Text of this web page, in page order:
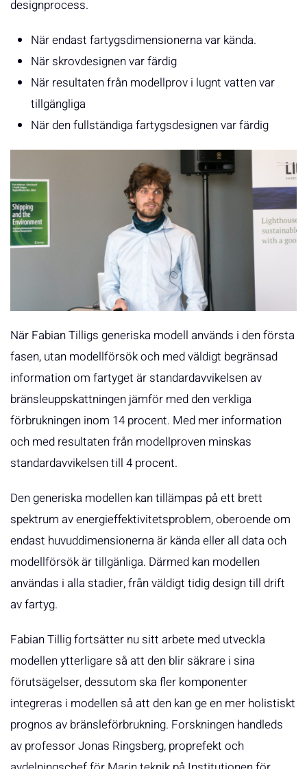
designprocess.
När endast fartygsdimensionerna var kända.
När skrovdesignen var färdig
När resultaten från modellprov i lugnt vatten var
tillgängliga
När den fullständiga fartygsdesignen var färdig
När Fabian Tilligs generiska modell används i den första
fasen, utan modellförsök och med väldigt begränsad
information om fartyget är standardavvikelsen av
bränsleuppskattningen jämför med den verkliga
förbrukningen inom 14 procent. Med mer information
och med resultaten från modellproven minskas
standardavvikelsen till 4 procent.
Den generiska modellen kan tillämpas på ett brett
spektrum av energieffektivitetsproblem, oberoende om
endast huvuddimensionerna är kända eller all data och
modellförsök är tillgänliga. Därmed kan modellen
användas i alla stadier, från väldigt tidig design till drift
av fartyg.
Fabian Tillig fortsätter nu sitt arbete med utveckla
modellen ytterligare så att den blir säkrare i sina
förutsägelser, dessutom ska fler komponenter
integreras i modellen så att den kan ge en mer holistiskt
prognos av bränsleförbrukning. Forskningen handleds
av professor Jonas Ringsberg, proprefekt och